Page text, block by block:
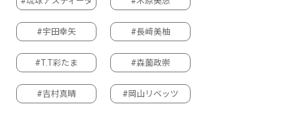
#宇田幸矢 #長﨑美柚
#T.T彩たま #森薗政崇
#吉村真晴 #岡山リベッツ